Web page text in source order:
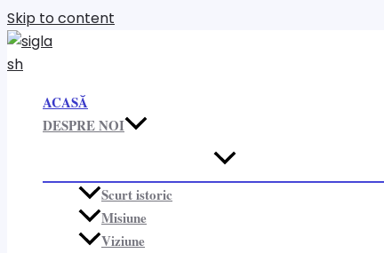
Skip to content
ACASĂ
DESPRE NOI
Scurt istoric
Misiune
Viziune